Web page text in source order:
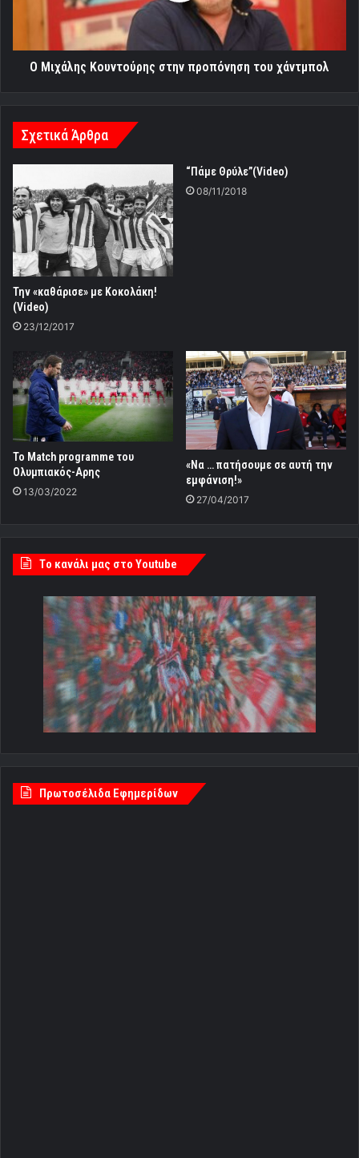
Ο Μιχάλης Κουντούρης στην προπόνηση του χάντμπολ
Σχετικά Άρθρα
Την «καθάρισε» με Κοκολάκη!
(Video)
23/12/2017
“Πάμε Θρύλε”(Video)
08/11/2018
Το Match programme του
Ολυμπιακός-Αρης
13/03/2022
«Να … πατήσουμε σε αυτή την
εμφάνιση!»
27/04/2017
Tο κανάλι μας στο Youtube
Πρωτοσέλιδα Εφημερίδων